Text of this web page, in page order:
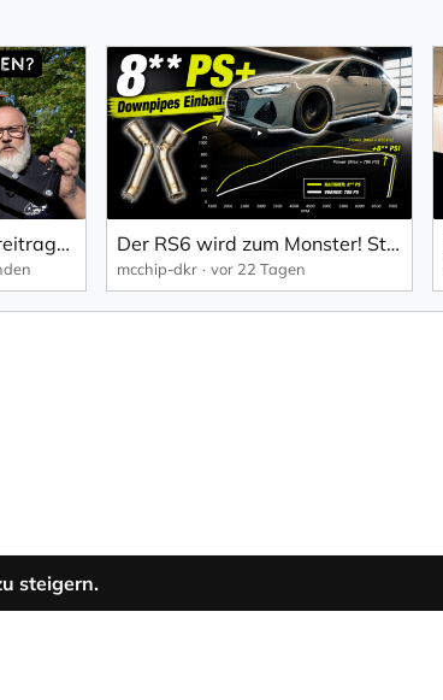
So montierst du deine freitragende OLC Markise! 🛠️ Markisenhalter Tutorial Der RS6 wird zum Monster! Stage 2 & Downpipes | Audi RS6 4.0 TFSI Projektauto Teil 4 | mcchip-dkr
mcchip-dkr vor 22 Tagen
steigern.